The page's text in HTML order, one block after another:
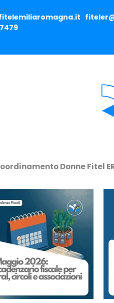
Donne Fitel